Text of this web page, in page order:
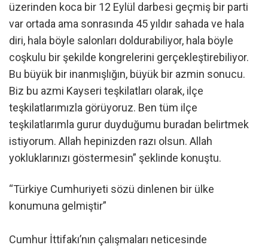
üzerinden koca bir 12 Eylül darbesi geçmiş bir parti
var ortada ama sonrasında 45 yıldır sahada ve hala
diri, hala böyle salonları doldurabiliyor, hala böyle
coşkulu bir şekilde kongrelerini gerçekleştirebiliyor.
Bu büyük bir inanmışlığın, büyük bir azmin sonucu.
Biz bu azmi Kayseri teşkilatları olarak, ilçe
teşkilatlarımızla görüyoruz. Ben tüm ilçe
teşkilatlarımla gurur duyduğumu buradan belirtmek
istiyorum. Allah hepinizden razı olsun. Allah
yokluklarınızı göstermesin” şeklinde konuştu.
“Türkiye Cumhuriyeti sözü dinlenen bir ülke
konumuna gelmiştir”
Cumhur İttifakı’nın çalışmaları neticesinde